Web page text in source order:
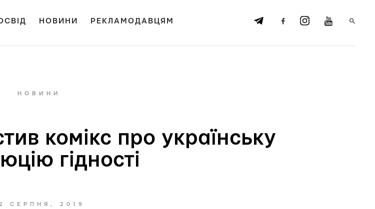
НОВИНИ РЕКЛАМОДАВЦЯМ
НОВИНИ
комікс про українську
гідності
СЕРПНЯ, 2019